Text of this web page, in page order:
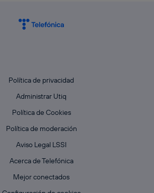
Política de privacidad
Administrar Utiq
Política de Cookies
Política de moderación
Aviso Legal LSSI
Acerca de Telefónica
Mejor conectados